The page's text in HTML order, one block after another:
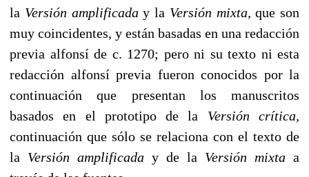
la Versión amplificaday la Versión mixta,que son
muy coincidentes, y están basadas en una redacción
previa alfonsí de c. 1270; pero ni su texto ni esta
redacción alfonsí previa fueron conocidos por la
continuación que presentan los manuscritos
basados en el prototipo de la Versión crítica,
continuación que sólo se relaciona con el texto de
la Versión amplificada y de la Versión mixta a